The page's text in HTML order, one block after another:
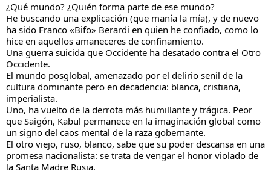
¿Qué mundo? ¿Quién forma parte de ese mundo?
He buscando una explicación (que manía la mía), y de nuevo
ha sido Franco «Bifo» Berardi en quien he confiado, como lo
hice en aquellos amaneceres de confinamiento.
Una guerra suicida que Occidente ha desatado contra el Otro
Occidente.
El mundo posglobal, amenazado por el delirio senil de la
cultura dominante pero en decadencia: blanca, cristiana,
imperialista.
Uno, ha vuelto de la derrota más humillante y trágica. Peor
que Saigón, Kabul permanece en la imaginación global como
un signo del caos mental de la raza gobernante.
El otro viejo, ruso, blanco, sabe que su poder descansa en una
promesa nacionalista: se trata de vengar el honor violado de
la Santa Madre Rusia.